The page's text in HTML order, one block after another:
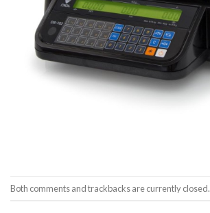
Both comments and trackbacks are currently closed.